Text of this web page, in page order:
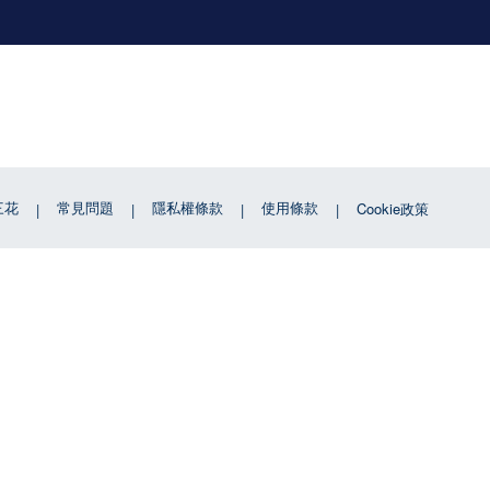
花 常見問題 隱私權條款 使用條款 Cookie政策